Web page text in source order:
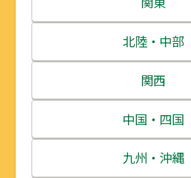
青森県
岩手県
宮城県
秋田県
茨城県
栃木県
群馬県
埼玉県
北陸・中部
新潟県
富山県
石川県
関西
三重県
滋賀県
中国・四国
鳥取県
九州・沖縄